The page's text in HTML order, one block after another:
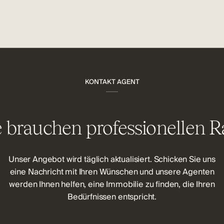
KONTAKT AGENT
brauchen professionellen
Unser Angebot wird täglich aktualisiert. Schicken Sie uns
eine Nachricht mit Ihren Wünschen und unsere Agenten
werden Ihnen helfen, eine Immobilie zu finden, die Ihren
Bedürfnissen entspricht.